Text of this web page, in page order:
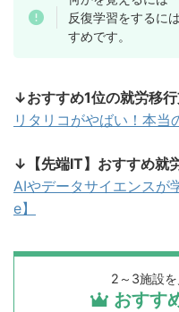
反復学習をするに
すめです。
↓おすすめ1位の就労移
リタリコがやばい！本当
↓【先端IT】おすすめ就
AIやデータサイエンスが
e】
2～3施設を
おすす